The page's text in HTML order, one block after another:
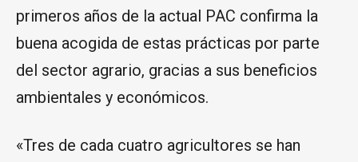
primeros años de la actual PAC confirma la
buena acogida de estas prácticas por parte
del sector agrario, gracias a sus beneficios
ambientales y económicos.
«Tres de cada cuatro agricultores se han